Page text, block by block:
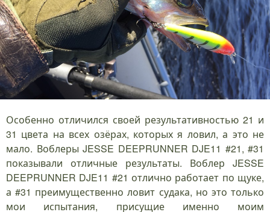
Особенно отличился своей результативностью 21 и
31 цвета на всех озёрах, которых я ловил, а это не
мало. Воблеры JESSE DEEPRUNNER DJE11 #21, #31
показывали отличные результаты. Воблер JESSE
DEEPRUNNER DJE11 #21 отлично работает по щуке,
а #31 преимущественно ловит судака, но это только
мои испытания, присущие именно моим